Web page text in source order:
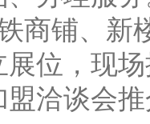
商铺、新
位，现
洽谈会